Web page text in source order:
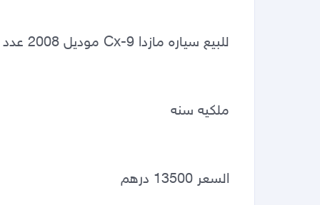
للبيع سياره مازدا Cx-9 موديل 2008 عدد 7 ركاب  بحاله ممتازه
ملكيه سنه
السعر 13500 درهم